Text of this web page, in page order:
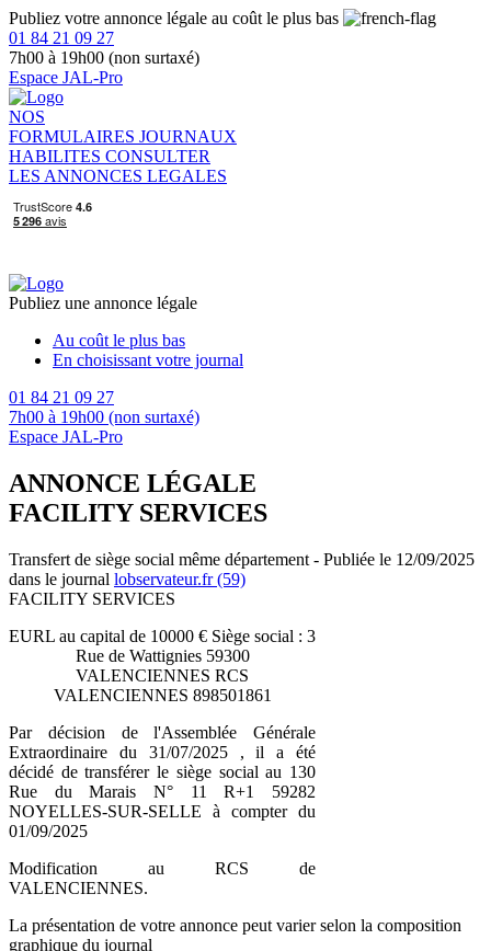
Publiez votre annonce légale au coût le plus bas
01 84 21 09 27
7h00 à 19h00 (non surtaxé)
Espace JAL-Pro
NOS
FORMULAIRES JOURNAUX
HABILITES CONSULTER
LES ANNONCES LEGALES
Publiez une annonce légale
Au coût le plus bas
En choisissant votre journal
01 84 21 09 27
7h00 à 19h00 (non surtaxé)
Espace JAL-Pro
ANNONCE LÉGALE
FACILITY SERVICES
Transfert de siège social même département - Publiée le 12/09/2025
dans le journal lobservateur.fr (59)
FACILITY SERVICES
EURL au capital de 10000 € Siège social : 3
Rue de Wattignies 59300
VALENCIENNES RCS
VALENCIENNES 898501861
Par décision de l'Assemblée Générale
Extraordinaire du 31/07/2025 , il a été
décidé de transférer le siège social au 130
Rue du Marais N° 11 R+1 59282
NOYELLES-SUR-SELLE à compter du
01/09/2025
Modification au RCS de
VALENCIENNES.
La présentation de votre annonce peut varier selon la composition
graphique du journal